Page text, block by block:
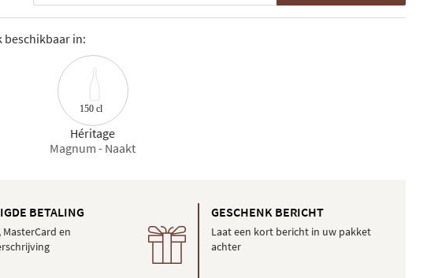
beschikbaar in:
150 cl
Héritage
Magnum - Naakt
BETALING
MasterCard en
GESCHENK BERICHT
Laat een kort bericht in uw pakket
achter